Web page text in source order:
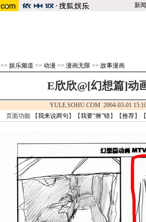
新闻
>> 娱乐频道 >> 动漫 >> 漫画无限 >> 故事漫画
E欣欣@[幻想篇]动
YULE.SOHU.COM 2004-03-01
页面功能 【我来说两句 】【我要“揪”错】【推荐】